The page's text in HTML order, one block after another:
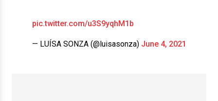
pic.twitter.com/u3S9yqhM1b
— LUÍSA SONZA (@luisasonza) June 4, 2021